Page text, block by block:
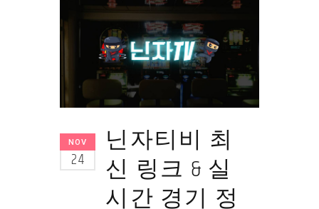
NOV
24
닌자티비 최
신 링크 & 실
시간 경기 정